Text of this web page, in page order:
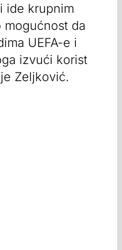
ide krupnim
mogućnost da
UEFA-e i
izvući korist
Zeljković.